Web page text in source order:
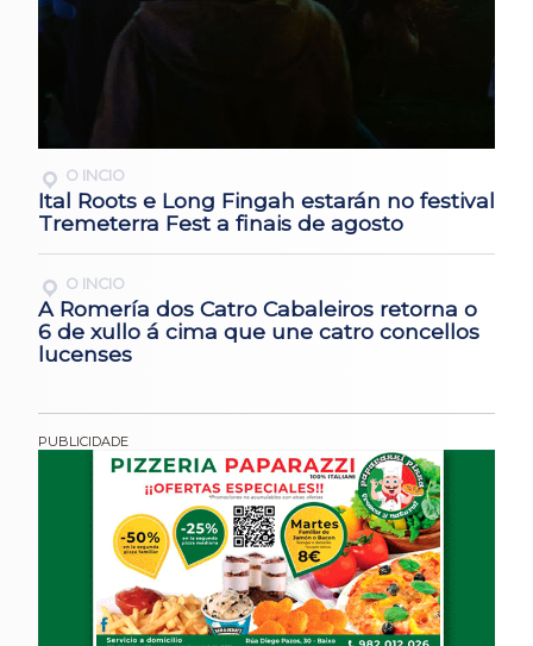
O INCIO
Ital Roots e Long Fingah estarán no festival
Tremeterra Fest a finais de agosto
O INCIO
A Romería dos Catro Cabaleiros retorna o
6 de xullo á cima que une catro concellos
lucenses